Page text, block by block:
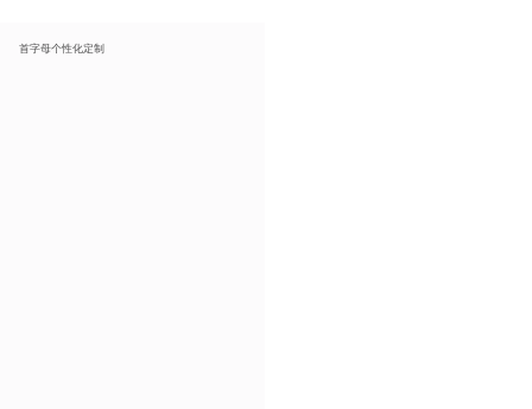
首字母个性化定制